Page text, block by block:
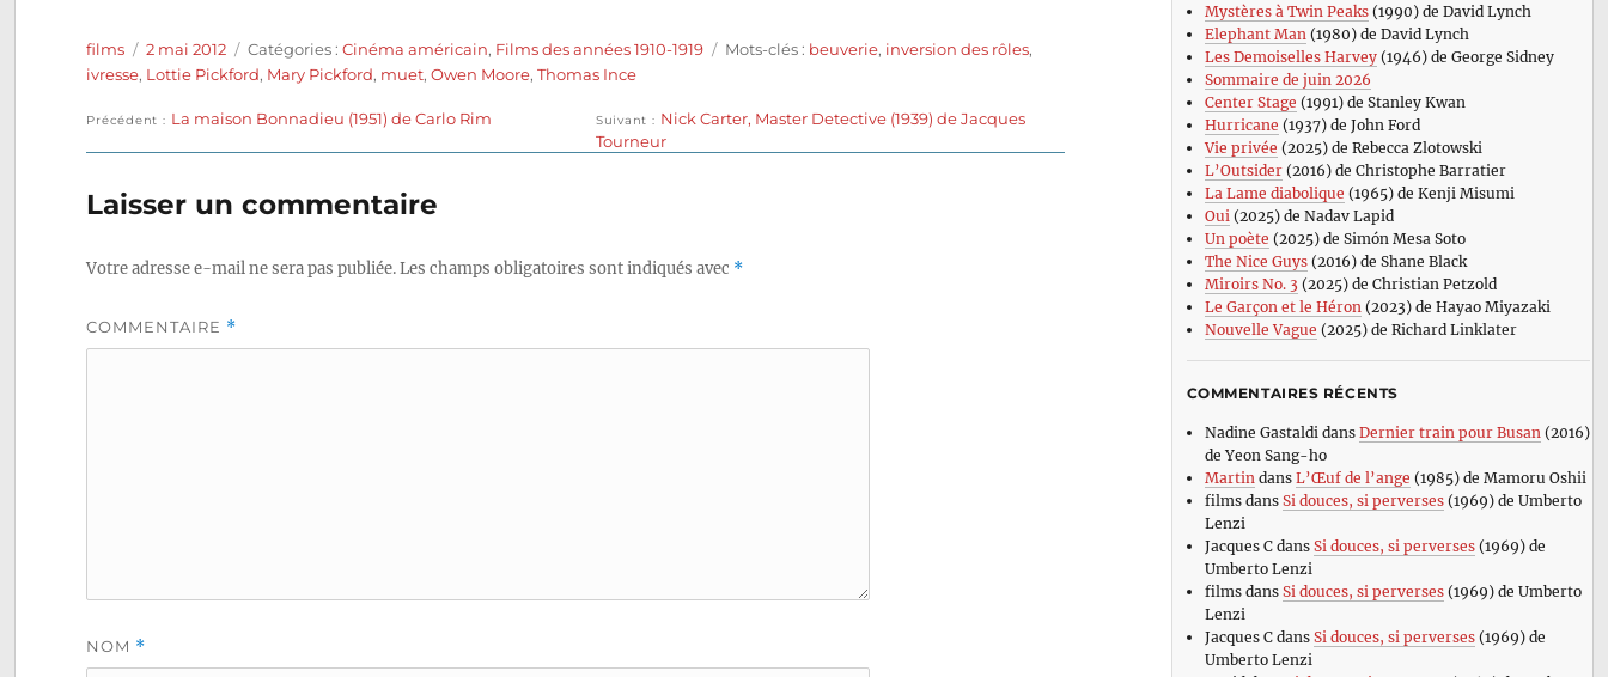
Auteur
films
Publié
le
2 mai 2012 Catégories
Catégories :Cinéma américain, Films des années 1910-1919 Étiquettes
Mots-clés : beuverie, inversion des rôles,
ivresse, Lottie Pickford, Mary Pickford, muet,Owen Moore,Thomas Ince
Navigation
Précédent
Publication
La maison Bonnadieu (1951) de Carlo Rim Suivant
Publication
suivante :
Nick Carter, Master Detective (1939) de Jacques
Tourneur
Laisser un commentaire
Votre adresse e-mail ne sera pas publiée.Les champs obligatoires sont indiqués avec *
COMMENTAIRE *
NOM *
Mystères à Twin Peaks(1990) de David Lynch
Elephant Man(1980) de David Lynch
Les Demoiselles Harvey(1946) de George Sidney
Sommaire de juin 2026
Center Stage (1991) de Stanley Kwan
Hurricane (1937) de John Ford
Vie privée (2025) de Rebecca Zlotowski
L’Outsider(2016) de Christophe Barratier
La Lame diabolique (1965) de Kenji Misumi
Oui(2025) de Nadav Lapid
Un poète (2025) de Simón Mesa Soto
The Nice Guys(2016) de Shane Black
Miroirs No. 3 (2025) de Christian Petzold
Le Garçon et le Héron(2023) de Hayao Miyazaki
Nouvelle Vague (2025) de Richard Linklater
COMMENTAIRES RÉCENTS
Nadine Gastaldi dans Dernier train pour Busan (2016)
de Yeon Sang-ho
Martin dans L’Œuf de l’ange (1985) de Mamoru Oshii
filmsdans Si douces, si perverses(1969) de Umberto
Lenzi
Jacques Cdans Si douces, si perverses(1969) de
Umberto Lenzi
filmsdans Si douces, si perverses(1969) de Umberto
Lenzi
Jacques Cdans Si douces, si perverses(1969) de
Umberto Lenzi